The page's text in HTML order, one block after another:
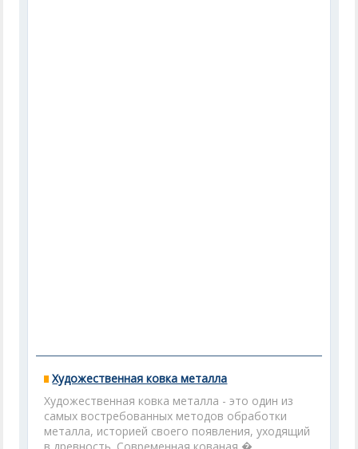
Художественная ковка металла
Художественная ковка металла - это один из
самых востребованных методов обработки
металла, историей своего появления, уходящий